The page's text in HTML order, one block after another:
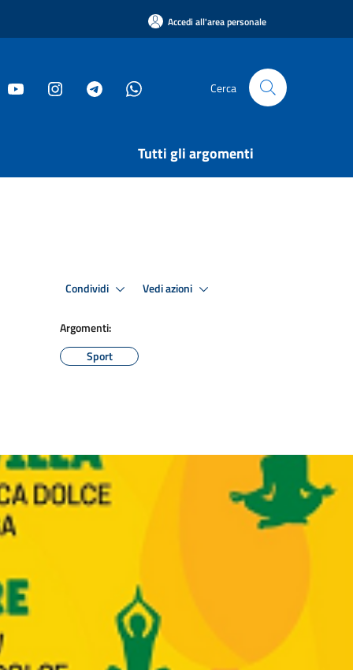
Accedi all'area personale
Cerca
Tutti gli argomenti
Condividi Vedi azioni
Argomenti:
Sport